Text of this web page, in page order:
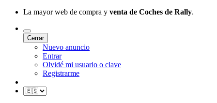
La mayor web de compra y venta de Coches de Rally.
Cerrar
Nuevo anuncio
Entrar
Olvidé mi usuario o clave
Registrarme